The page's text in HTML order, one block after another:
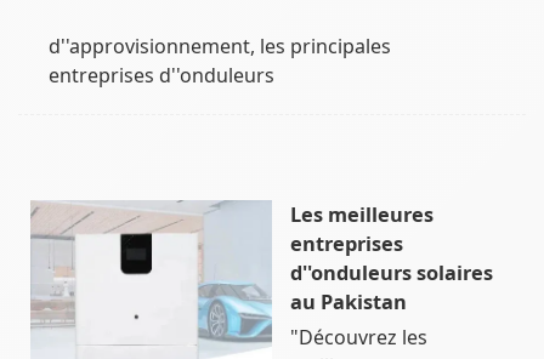
d''approvisionnement, les principales
entreprises d''onduleurs
Les meilleures
entreprises
d''onduleurs solaires
au Pakistan
"Découvrez les